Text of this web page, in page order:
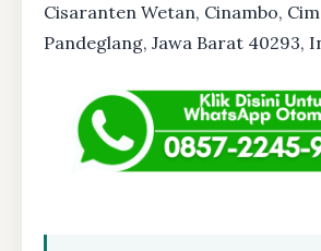
Cisaranten Wetan, Cinambo,
Pandeglang, Jawa Barat 40293,